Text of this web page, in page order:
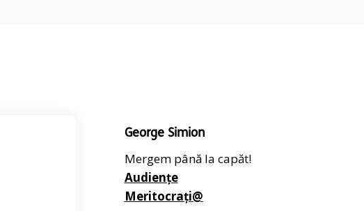
George Simion
Mergem până la capăt!
Audiențe
Meritocrați@